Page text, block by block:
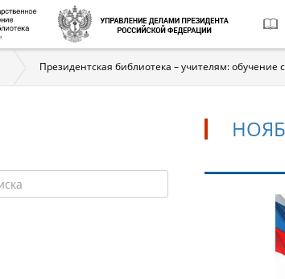
Президентская библиотека – учителям: